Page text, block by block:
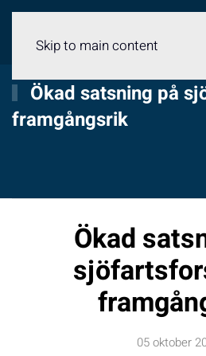
Skip to main content
Ökad satsning på
framgångsrik
Ökad
05 oktober